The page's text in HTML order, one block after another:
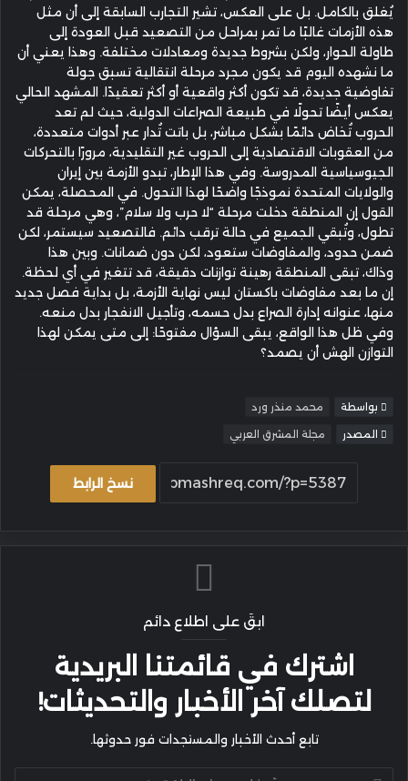
يُغلق بالكامل. بل على العكس، تشير التجارب السابقة إلى أن مثل
هذه الأزمات غالبًا ما تمر بمراحل من التصعيد قبل العودة إلى
طاولة الحوار، ولكن بشروط جديدة ومعادلات مختلفة. وهذا يعني أن
ما نشهده اليوم قد يكون مجرد مرحلة انتقالية تسبق جولة
تفاوضية جديدة، قد تكون أكثر واقعية أو أكثر تعقيدًا. المشهد الحالي
يعكس أيضًا تحولًا في طبيعة الصراعات الدولية، حيث لم تعد
الحروب تُخاض دائمًا بشكل مباشر، بل باتت تُدار عبر أدوات متعددة،
من العقوبات الاقتصادية إلى الحروب غير التقليدية، مرورًا بالتحركات
الجيوسياسية المدروسة. وفي هذا الإطار، تبدو الأزمة بين إيران
والولايات المتحدة نموذجًا واضحًا لهذا التحول. في المحصلة، يمكن
القول إن المنطقة دخلت مرحلة “لا حرب ولا سلام”، وهي مرحلة قد
تطول، وتُبقي الجميع في حالة ترقب دائم. فالتصعيد سيستمر، لكن
ضمن حدود، والمفاوضات ستعود، لكن دون ضمانات. وبين هذا
وذاك، تبقى المنطقة رهينة توازنات دقيقة، قد تتغير في أي لحظة.
إن ما بعد مفاوضات باكستان ليس نهاية الأزمة، بل بداية فصل جديد
منها، عنوانه إدارة الصراع بدل حسمه، وتأجيل الانفجار بدل منعه.
وفي ظل هذا الواقع، يبقى السؤال مفتوحًا: إلى متى يمكن لهذا
التوازن الهش أن يصمد؟
بواسطة محمد منذر ورد
المصدر مجلة المشرق العربي
نسخ الرابط
ابقَ على اطلاع دائم
اشترك في قائمتنا البريدية
لتصلك آخر الأخبار والتحديثات!
تابع أحدث الأخبار والمستجدات فور حدوثها.